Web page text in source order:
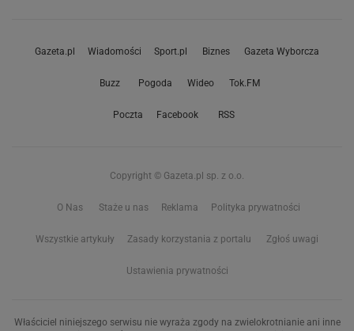
Gazeta.pl Wiadomości Sport.pl Biznes Gazeta Wyborcza
Buzz Pogoda Wideo Tok.FM
Poczta Facebook RSS
Copyright © Gazeta.pl sp. z o.o.
O Nas Staże u nas Reklama Polityka prywatności
Wszystkie artykuły Zasady korzystania z portalu Zgłoś uwagi
Ustawienia prywatności
Właściciel niniejszego serwisu nie wyraża zgody na zwielokrotnianie ani inne